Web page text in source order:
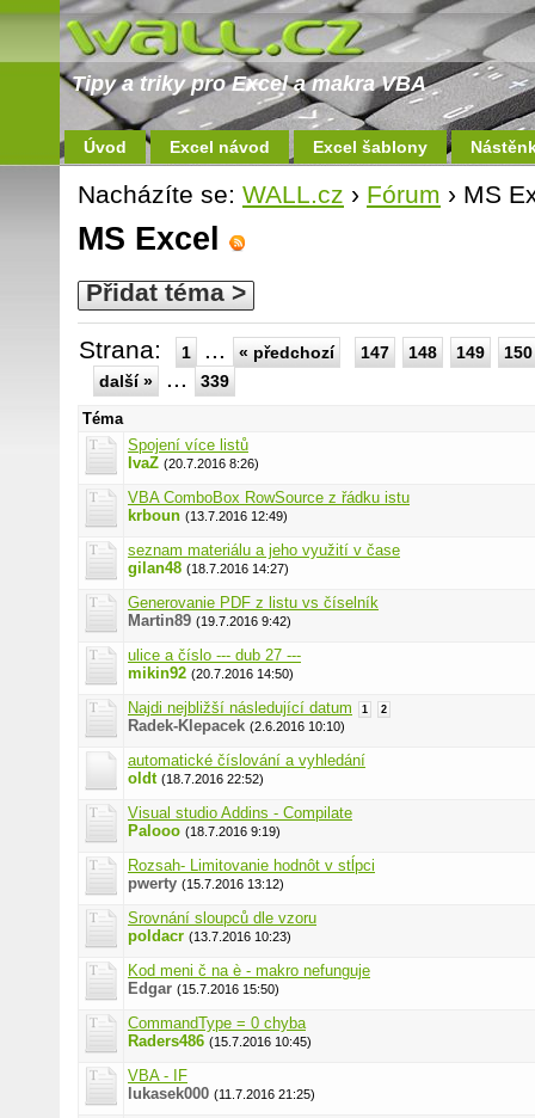
Tipy a triky pro Excel a makra VBA
Úvod Excel návod Excel šablony
Nacházíte se: WALL.cz › Fórum › MS
MS Excel
Přidat téma >
Strana: 1 ... « předchozí 147 148 149
150
další »
... 339
Téma
Spojení více listů
IvaZ (20.7.2016 8:26)
VBA ComboBox RowSource z řádku istu
krboun (13.7.2016 12:49)
seznam materiálu a jeho využití v čase
gilan48 (18.7.2016 14:27)
Generovanie PDF z listu vs číselník
Martin89 (19.7.2016 9:42)
ulice a číslo --- dub 27 ---
mikin92 (20.7.2016 14:50)
Najdi nejbližší následující datum 1 2
Radek-Klepacek (2.6.2016 10:10)
automatické číslování a vyhledání
oldt (18.7.2016 22:52)
Visual studio Addins - Compilate
Palooo (18.7.2016 9:19)
Rozsah- Limitovanie hodnôt v stĺpci
pwerty (15.7.2016 13:12)
Srovnání sloupců dle vzoru
poldacr (13.7.2016 10:23)
Kod meni č na è - makro nefunguje
Edgar (15.7.2016 15:50)
CommandType = 0 chyba
Raders486 (15.7.2016 10:45)
VBA - IF
lukasek000 (11.7.2016 21:25)